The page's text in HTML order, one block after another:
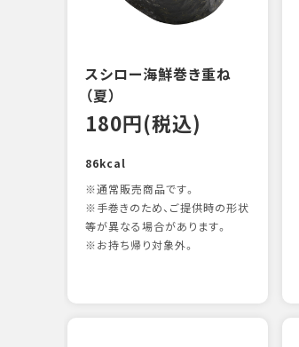
スシロー海鮮巻き重ね
（夏）
180円(税込)
86kcal
※通常販売商品です。
※手巻きのため、ご提供時の形状
等が異なる場合があります。
※お持ち帰り対象外。